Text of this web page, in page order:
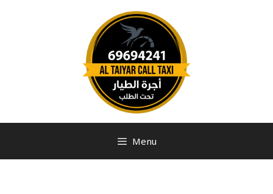
Menu